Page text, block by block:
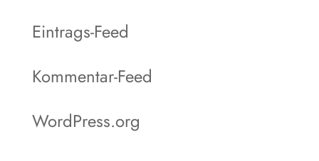
Eintrags-Feed
Kommentar-Feed
WordPress.org